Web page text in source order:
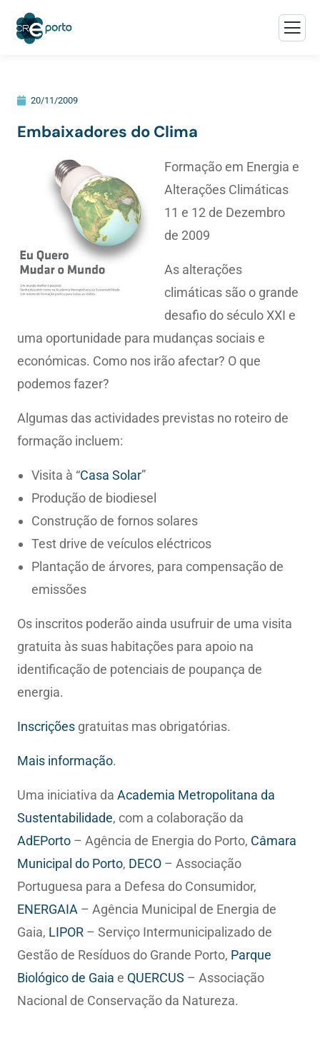
20/11/2009
Embaixadores do Clima
Formação em Energia e
Alterações Climáticas
11 e 12 de Dezembro
de 2009
As alterações
climáticas são o grande
desafio do século XXI e
uma oportunidade para mudanças sociais e
económicas. Como nos irão afectar? O que
podemos fazer?
Algumas das actividades previstas no roteiro de
formação incluem:
Visita à “Casa Solar”
Produção de biodiesel
Construção de fornos solares
Test drive de veículos eléctricos
Plantação de árvores, para compensação de
emissões
Os inscritos poderão ainda usufruir de uma visita
gratuita às suas habitações para apoio na
identificação de potenciais de poupança de
energia.
Inscriçõesgratuitas mas obrigatórias.
Mais informação.
Uma iniciativa da Academia Metropolitana da
Sustentabilidade, com a colaboração da
AdEPorto– Agência de Energia do Porto, Câmara
Municipal do Porto, DECO– Associação
Portuguesa para a Defesa do Consumidor,
ENERGAIA – Agência Municipal de Energia de
Gaia, LIPOR– Serviço Intermunicipalizado de
Gestão de Resíduos do Grande Porto, Parque
Biológico de Gaia e QUERCUS – Associação
Nacional de Conservação da Natureza.